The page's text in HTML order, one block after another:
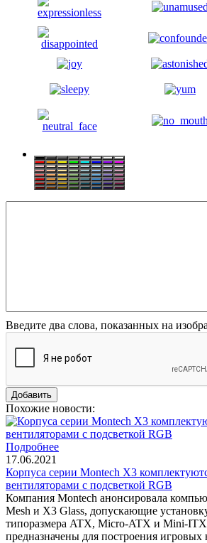
Введите два слова, показанных на
Похожие новости:
Подробнее
17.06.2021
Корпуса серии Montech X3
вентиляторами с подсветкой RGB
Компания Montech анонсировала
Mesh и X3 Glass, допускающие
типоразмера ATX, Micro-ATX и Mini-
предназначены для построения игровых